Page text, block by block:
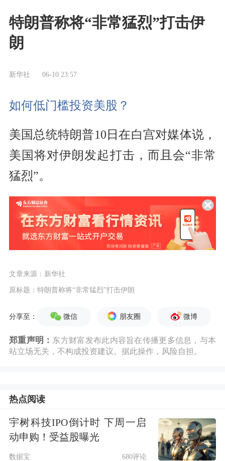
特朗普称将“非常猛烈”打击伊
朗
新华社 06-10 23:57
如何低门槛投资美股？
美国总统特朗普10日在白宫对媒体说，
美国将对伊朗发起打击，而且会“非常
猛烈”。
文章来源：新华社
原标题：特朗普称将“非常猛烈”打击伊朗
分享至： 微信 朋友圈 微博
郑重声明： 东方财富发布此内容旨在传播更多信息，与本
站立场无关，不构成投资建议。据此操作，风险自担。
热点阅读
宇树科技IPO倒计时 下周一启
动申购！受益股曝光
数据宝 680评论